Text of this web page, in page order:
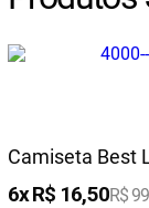
Camiseta Best
6 R$ 16,50R$ 99